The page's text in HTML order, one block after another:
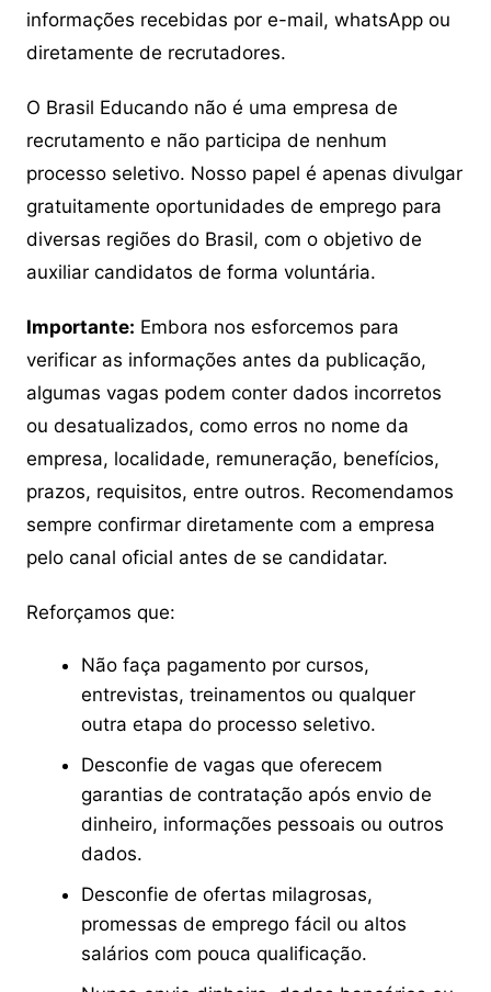
informações recebidas por e-mail, whatsApp ou
diretamente de recrutadores.
O Brasil Educando não é uma empresa de
recrutamento e não participa de nenhum
processo seletivo. Nosso papel é apenas divulgar
gratuitamente oportunidades de emprego para
diversas regiões do Brasil, com o objetivo de
auxiliar candidatos de forma voluntária.
Importante: Embora nos esforcemos para
verificar as informações antes da publicação,
algumas vagas podem conter dados incorretos
ou desatualizados, como erros no nome da
empresa, localidade, remuneração, benefícios,
prazos, requisitos, entre outros. Recomendamos
sempre confirmar diretamente com a empresa
pelo canal oficial antes de se candidatar.
Reforçamos que:
Não faça pagamento por cursos,
entrevistas, treinamentos ou qualquer
outra etapa do processo seletivo.
Desconfie de vagas que oferecem
garantias de contratação após envio de
dinheiro, informações pessoais ou outros
dados.
Desconfie de ofertas milagrosas,
promessas de emprego fácil ou altos
salários com pouca qualificação.